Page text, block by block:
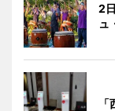
2
ュ